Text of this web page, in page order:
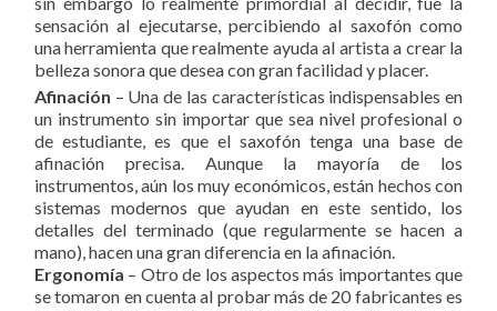
sensación al ejecutarse, percibiendo al saxofón como
una herramienta que realmente ayuda al artista a crear la
belleza sonora que desea con gran facilidad y placer.
Afinación – Una de las características indispensables en
un instrumento sin importar que sea nivel profesional o
de estudiante, es que el saxofón tenga una base de
afinación precisa. Aunque la mayoría de los
instrumentos, aún los muy económicos, están hechos con
sistemas modernos que ayudan en este sentido, los
detalles del terminado (que regularmente se hacen a
mano), hacen una gran diferencia en la afinación.
Ergonomía – Otro de los aspectos más importantes que
se tomaron en cuenta al probar más de 20 fabricantes es